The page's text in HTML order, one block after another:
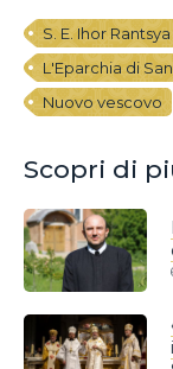
S. E. Ihor Rantsya
L'Eparchia di
Nuovo vescovo
Scopri di